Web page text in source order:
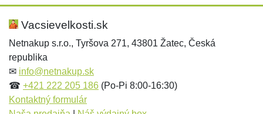
Hodnotenie:
Meno:*
Meno:
E-mail:*
Vacsievelkosti.sk
Netnakup s.r.o., Tyršova 271, 43801 Žatec, Česká
republika
✉ info@netnakup.sk
☎ +421 222 205 186 (Po-Pi 8:00-16:30)
Kontaktný formulár